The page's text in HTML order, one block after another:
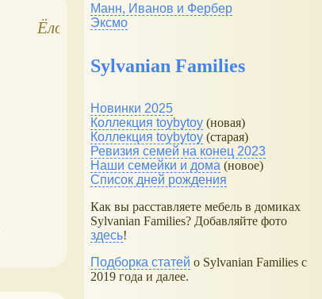
Ёлочные игрушки
колокольчики
Манн, Иванов и Фербер
Эксмо
Sylvanian Families
Новинки 2025
Коллекция toybytoy (новая)
Коллекция toybytoy (старая)
Ревизия семей на конец 2023
Наши семейки и дома (новое)
Список дней рождения
Как вы расставляете мебель в домиках
Sylvanian Families? Добавляйте фото
здесь!
Подборка статей о Sylvanian Families с
2019 года и далее.